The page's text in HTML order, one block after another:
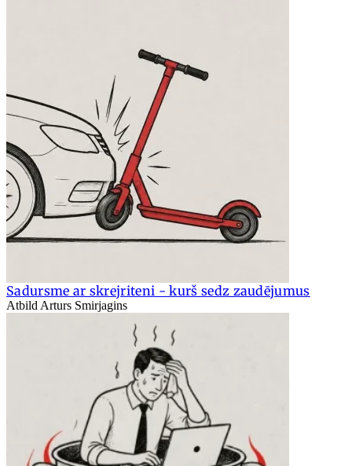
Sadursme ar skrejriteni - kurš sedz zaudējumus
Atbild Arturs Smirjagins